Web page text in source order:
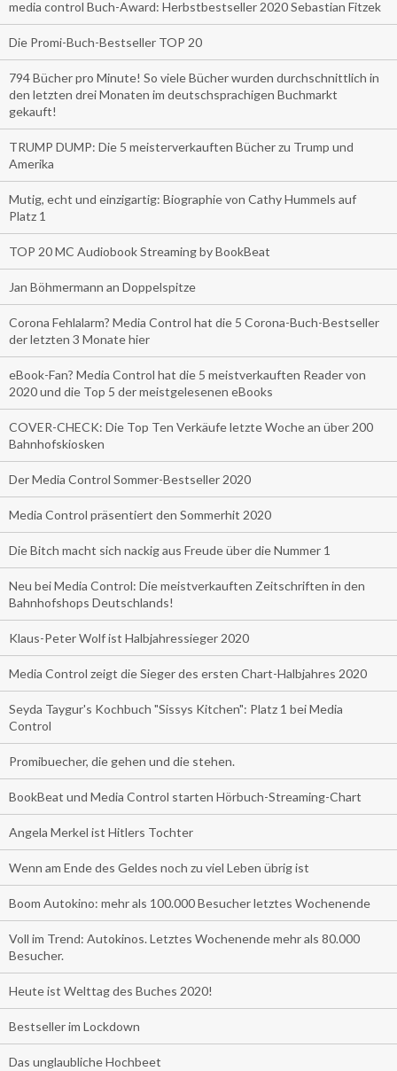
media control Buch-Award: Herbstbestseller 2020 Sebastian Fitzek
Die Promi-Buch-Bestseller TOP 20
794 Bücher pro Minute! So viele Bücher wurden durchschnittlich in
den letzten drei Monaten im deutschsprachigen Buchmarkt
gekauft!
TRUMP DUMP: Die 5 meisterverkauften Bücher zu Trump und
Amerika
Mutig, echt und einzigartig: Biographie von Cathy Hummels auf
Platz 1
TOP 20 MC Audiobook Streaming by BookBeat
Jan Böhmermann an Doppelspitze
Corona Fehlalarm? Media Control hat die 5 Corona-Buch-Bestseller
der letzten 3 Monate hier
eBook-Fan? Media Control hat die 5 meistverkauften Reader von
2020 und die Top 5 der meistgelesenen eBooks
COVER-CHECK: Die Top Ten Verkäufe letzte Woche an über 200
Bahnhofskiosken
Der Media Control Sommer-Bestseller 2020
Media Control präsentiert den Sommerhit 2020
Die Bitch macht sich nackig aus Freude über die Nummer 1
Neu bei Media Control: Die meistverkauften Zeitschriften in den
Bahnhofshops Deutschlands!
Klaus-Peter Wolf ist Halbjahressieger 2020
Media Control zeigt die Sieger des ersten Chart-Halbjahres 2020
Seyda Taygur's Kochbuch "Sissys Kitchen": Platz 1 bei Media
Control
Promibuecher, die gehen und die stehen.
BookBeat und Media Control starten Hörbuch-Streaming-Chart
Angela Merkel ist Hitlers Tochter
Wenn am Ende des Geldes noch zu viel Leben übrig ist
Boom Autokino: mehr als 100.000 Besucher letztes Wochenende
Voll im Trend: Autokinos. Letztes Wochenende mehr als 80.000
Besucher.
Heute ist Welttag des Buches 2020!
Bestseller im Lockdown
Das unglaubliche Hochbeet